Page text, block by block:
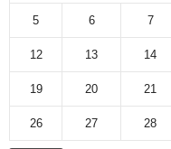
5 6 7
12 13 14
19 20 21
26 27 28